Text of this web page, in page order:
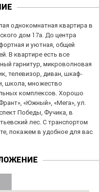
однокомнатная квартира в
дом 17а. До центра
и уютная, общей
В квартире есть все
гарнитур, микроволновая
телевизор, диван, шкаф-
школа, множество
комплексов. Хорошо
«Южный», «Мега», ул.
Победы, Фучика, в
лес. С транспортом
покажем в удобное для вас